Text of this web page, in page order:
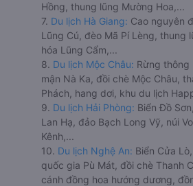
Hồng, thung lũng Mường Hoa,...
7. Du lịch Hà Giang: Cao nguyên
Lũng Cú, đèo Mã Pí Lèng, thung
hóa Lũng Cẩm,...
8. Du lịch Mộc Châu: Rừng thông
mận Nà Ka, đồi chè Mộc Châu,
Phách, hang dơi, khu du lịch
9. Du lịch Hải Phòng: Biển Đồ
Lan Hạ, đảo Bạch Long Vỹ, núi
Kênh,...
10. Du lịch Nghệ An: Biển Cửa
quốc gia Pù Mát, đồi chè Thanh
cánh đồng hoa hướng dương,